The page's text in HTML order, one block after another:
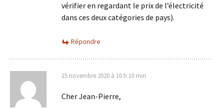
vérifier en regardant le prix de l’électricité
dans ces deux catégories de pays).
Répondre
15 novembre 2020 à 10 h 10 min
Cher Jean-Pierre,